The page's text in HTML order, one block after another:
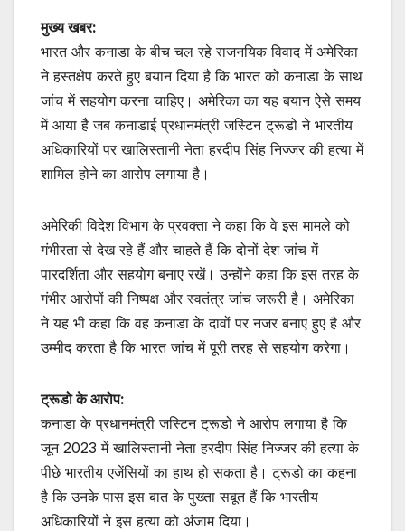
मुख्य खबर:
भारत और कनाडा के बीच चल रहे राजनयिक विवाद में अमेरिका
ने हस्तक्षेप करते हुए बयान दिया है कि भारत को कनाडा के साथ
जांच में सहयोग करना चाहिए। अमेरिका का यह बयान ऐसे समय
में आया है जब कनाडाई प्रधानमंत्री जस्टिन ट्रूडो ने भारतीय
अधिकारियों पर खालिस्तानी नेता हरदीप सिंह निज्जर की हत्या में
शामिल होने का आरोप लगाया है।
अमेरिकी विदेश विभाग के प्रवक्ता ने कहा कि वे इस मामले को
गंभीरता से देख रहे हैं और चाहते हैं कि दोनों देश जांच में
पारदर्शिता और सहयोग बनाए रखें। उन्होंने कहा कि इस तरह के
गंभीर आरोपों की निष्पक्ष और स्वतंत्र जांच जरूरी है। अमेरिका
ने यह भी कहा कि वह कनाडा के दावों पर नजर बनाए हुए है और
उम्मीद करता है कि भारत जांच में पूरी तरह से सहयोग करेगा।
ट्रूडो के आरोप:
कनाडा के प्रधानमंत्री जस्टिन ट्रूडो ने आरोप लगाया है कि
जून 2023 में खालिस्तानी नेता हरदीप सिंह निज्जर की हत्या के
पीछे भारतीय एजेंसियों का हाथ हो सकता है। ट्रूडो का कहना
है कि उनके पास इस बात के पुख्ता सबूत हैं कि भारतीय
अधिकारियों ने इस हत्या को अंजाम दिया।